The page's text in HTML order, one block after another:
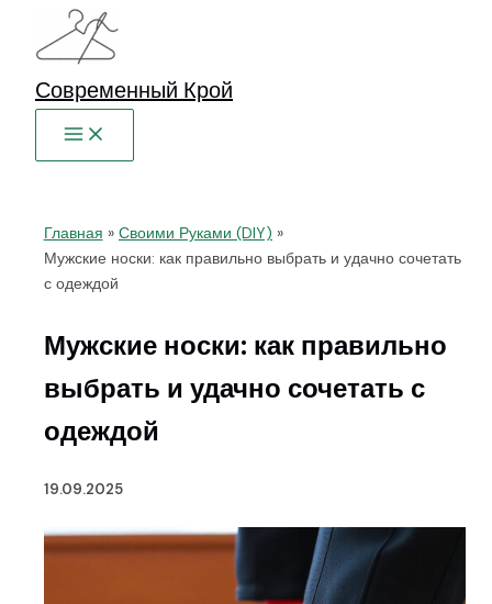
Перейти
содержимому
Современный Крой
Главная
Своими Руками (DIY)
Мужские носки: как правильно выбрать и удачно сочетать
с одеждой
Мужские носки: как правильно
выбрать и удачно сочетать с
одеждой
19.09.2025